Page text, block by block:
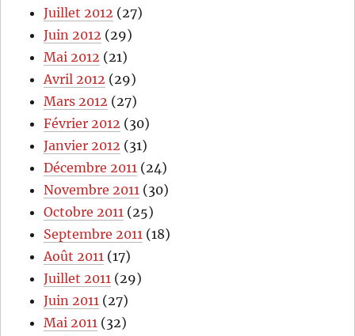
Juillet 2012 (27)
Juin 2012 (29)
Mai 2012 (21)
Avril 2012 (29)
Mars 2012 (27)
Février 2012 (30)
Janvier 2012 (31)
Décembre 2011 (24)
Novembre 2011 (30)
Octobre 2011 (25)
Septembre 2011 (18)
Août 2011 (17)
Juillet 2011 (29)
Juin 2011 (27)
Mai 2011 (32)